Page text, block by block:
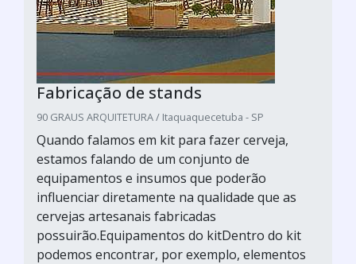
Fabricação de stands
90 GRAUS ARQUITETURA / Itaquaquecetuba - SP
Quando falamos em kit para fazer cerveja,
estamos falando de um conjunto de
equipamentos e insumos que poderão
influenciar diretamente na qualidade que as
cervejas artesanais fabricadas
possuirão.Equipamentos do kitDentro do kit
podemos encontrar, por exemplo, elementos